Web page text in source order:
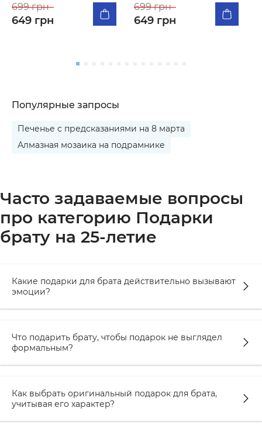
699 грн
649 грн
699 грн
649 грн
Популярные запросы
Печенье с предсказаниями на 8 марта
Алмазная мозаика на подрамнике
Часто задаваемые вопросы
про категорию Подарки
брату на 25-летие
Какие подарки для брата действительно вызывают
эмоции?
Что подарить брату, чтобы подарок не выглядел
формальным?
Как выбрать оригинальный подарок для брата,
учитывая его характер?